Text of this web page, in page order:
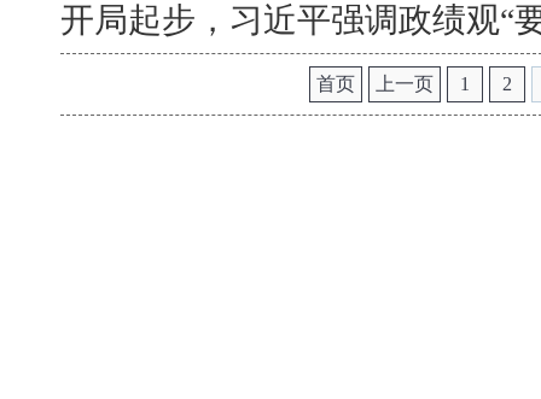
开局起步，习近平强调政绩观“
首页 上一页 1 2